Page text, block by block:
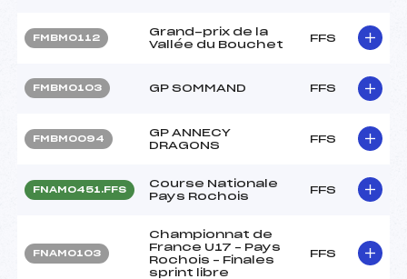
FMBM0112
Grand-prix de la
Vallée du Bouchet
FFS
FMBM0103 GP SOMMAND FFS
FMBM0094
GP ANNECY
DRAGONS
FFS
FNAM0451.FFS
Course Nationale
Pays Rochois
FFS
FNAM0103
Championnat de
France U17 – Pays
Rochois – Finales
sprint libre
FFS